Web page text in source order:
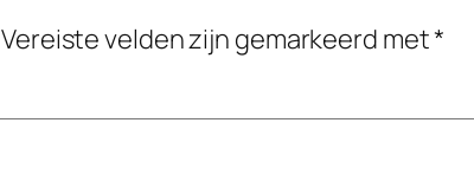
Vereiste velden zijn gemarkeerd met*